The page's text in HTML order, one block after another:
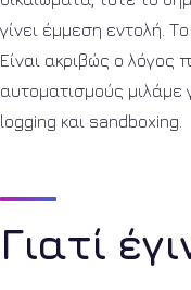
γίνει έμμεση εντολή.
Είναι ακριβώς ο λόγος
αυτοματισμούς μιλάμε
logging και sandboxing.
Γιατί